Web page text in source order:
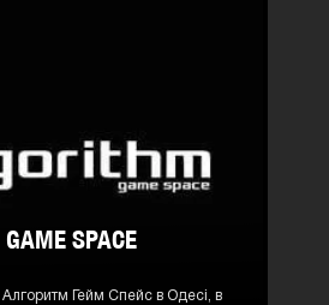
SPACE
Алгоритм Гейм Спейс в Одесі, в